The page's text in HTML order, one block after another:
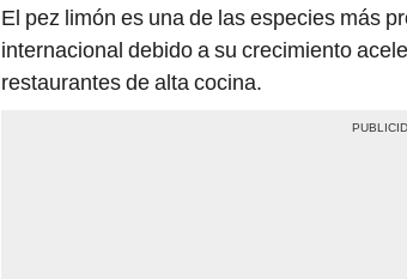
El pez limón es una de las especies más
internacional debido a su crecimiento
restaurantes de alta cocina.